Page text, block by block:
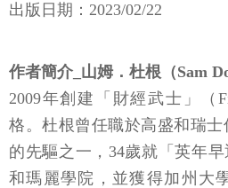
出版日期：2023/02/22
作者簡介_山姆．杜根（Sam
2009年創建「財經武士」（
格。杜根曾任職於高盛和瑞
的先驅之一，34歲就「英年
和瑪麗學院，並獲得加州大